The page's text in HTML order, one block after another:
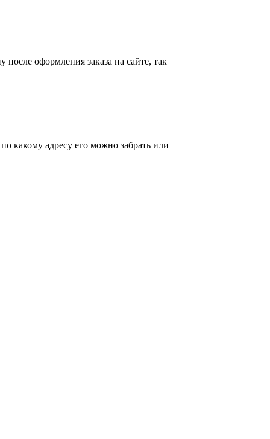
после оформления заказа на сайте, так
какому адресу его можно забрать или